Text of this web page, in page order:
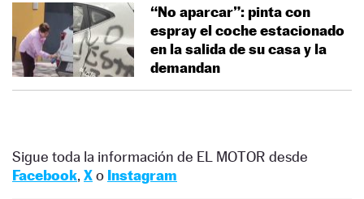
“No aparcar”: pinta con
espray el coche estacionado
en la salida de su casa y la
demandan
Sigue toda la información de EL MOTOR desde
Facebook, Xo Instagram